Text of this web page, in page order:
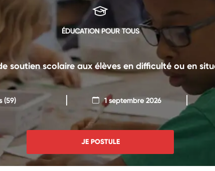
ÉDUCATION POUR TOUS
soutien scolaire aux élèves en difficulté ou en
(59) 1 septembre 2026
JE POSTULE